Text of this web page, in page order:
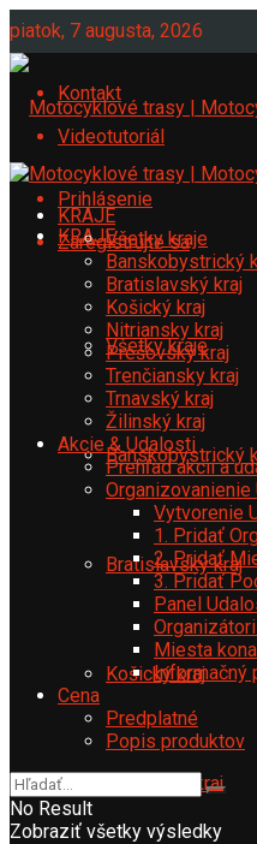
piatok, 7 augusta, 2026
Kontakt
Videotutoriál
Prihlásenie
Zaregistrujte sa
KRAJE
Všetky kraje
Banskobystrický
Bratislavský kraj
Košický kraj
Nitriansky kraj
KRAJE
Všetky kraje
Banskobystrický
Bratislavský kraj
Košický kraj
Nitriansky kraj
Prešovský kraj
Trenčiansky kraj
Trnavský kraj
Žilinský kraj
Akcie & Udalosti
Prehľad akcií a
Vytvorenie
1. Pridať
2. Pridať
3. Pridať
Panel
Miesta
Informačný
Cena
Predplatné
Popis produktov
No Result
Zobraziť všetky výsledky